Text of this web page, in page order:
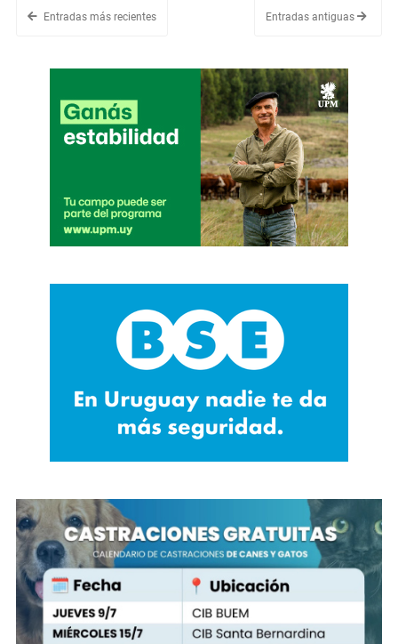
Entradas más recientes Entradas antiguas